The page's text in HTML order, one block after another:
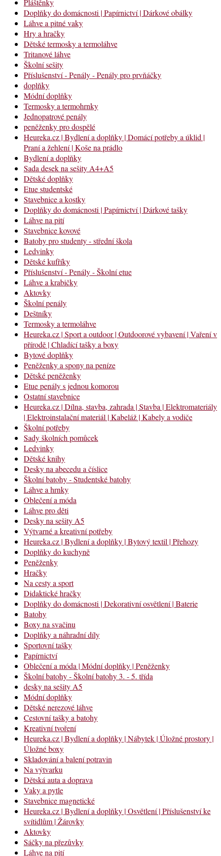
Pláštěnky
Doplňky do domácnosti | Papírnictví | Dárkové obálky
Láhve a pitné vaky
Hry a hračky
Dětské termosky a termoláhve
Tritanové láhve
Školní sešity
Příslušenství - Penály - Penály pro prvňáčky
doplňky
Módní doplňky
Termosky a termohrnky
Jednopatrové penály
peněženky pro dospělé
Heureka.cz | Bydlení a doplňky | Domácí potřeby a úklid |
Praní a žehlení | Koše na prádlo
Bydlení a doplňky
Sada desek na sešity A4+A5
Dětské doplňky
Etue studentské
Stavebnice a kostky
Doplňky do domácnosti | Papírnictví | Dárkové tašky
Láhve na pití
Stavebnice kovové
Batohy pro studenty - střední škola
Ledvinky
Dětské kufříky
Příslušenství - Penály - Školní etue
Láhve a krabičky
Aktovky
Školní penály
Deštníky
Termosky a termoláhve
Heureka.cz | Sport a outdoor | Outdoorové vybavení | Vaření v
přírodě | Chladící tašky a boxy
Bytové doplňky
Peněženky a spony na peníze
Dětské peněženky
Etue penály s jednou komorou
Ostatní stavebnice
Heureka.cz | Dílna, stavba, zahrada | Stavba | Elektromateriály
| Elektroinstalační materiál | Kabeláž | Kabely a vodiče
Školní potřeby
Sady školních pomůcek
Ledvinky
Dětské knihy
Desky na abecedu a číslice
Školní batohy - Studentské batohy
Láhve a hrnky
Oblečení a móda
Láhve pro děti
Desky na sešity A5
Výtvarné a kreativní potřeby
Heureka.cz | Bydlení a doplňky | Bytový textil | Přehozy
Doplňky do kuchyně
Peněženky
Hračky
Na cesty a sport
Didaktické hračky
Doplňky do domácnosti | Dekorativní osvětlení | Baterie
Batohy
Boxy na svačinu
Doplňky a náhradní díly
Sportovní tašky
Papírnictví
Oblečení a móda | Módní doplňky | Peněženky
Školní batohy - Školní batohy 3. - 5. třída
desky na sešity A5
Módní doplňky
Dětské nerezové láhve
Cestovní tašky a batohy
Kreativní tvoření
Heureka.cz | Bydlení a doplňky | Nábytek | Úložné prostory |
Úložné boxy
Skladování a balení potravin
Na výtvarku
Dětská auta a doprava
Vaky a pytle
Stavebnice magnetické
Heureka.cz | Bydlení a doplňky | Osvětlení | Příslušenství ke
svítidlům | Žárovky
Aktovky
Sáčky na přezůvky
Láhve na pití